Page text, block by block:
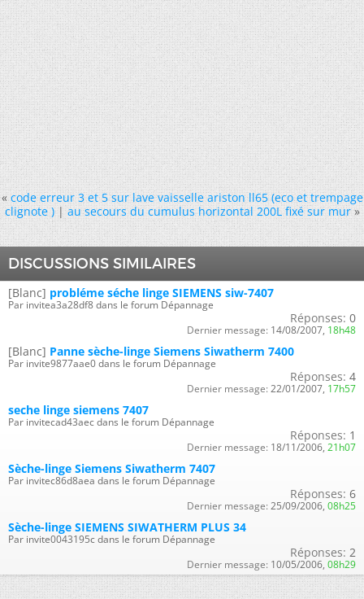
« code erreur 3 et 5 sur lave vaisselle ariston ll65 (eco et trempage
clignote )|au secours du cumulus horizontal 200L fixé sur mur »
DISCUSSIONS SIMILAIRES
[Blanc] probléme séche linge SIEMENS siw-7407
Par invitea3a28df8 dans le forum Dépannage
Réponses: 0
Dernier message: 14/08/2007, 18h48
[Blanc] Panne sèche-linge Siemens Siwatherm 7400
Par invite9877aae0 dans le forum Dépannage
Réponses: 4
Dernier message: 22/01/2007, 17h57
seche linge siemens 7407
Par invitecad43aec dans le forum Dépannage
Réponses: 1
Dernier message: 18/11/2006, 21h07
Sèche-linge Siemens Siwatherm 7407
Par invitec86d8aea dans le forum Dépannage
Réponses: 6
Dernier message: 25/09/2006, 08h25
Sèche-linge SIEMENS SIWATHERM PLUS 34
Par invite0043195c dans le forum Dépannage
Réponses: 2
Dernier message: 10/05/2006, 08h29